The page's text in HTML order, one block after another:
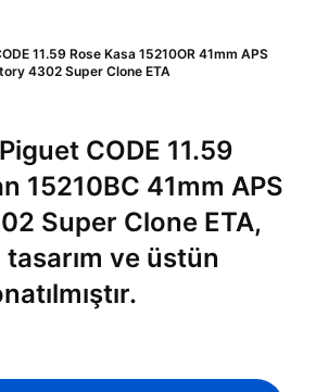
11.59 Rose Kasa 15210OR 41mm APS
4302 Super Clone ETA
CODE 11.59
15210BC 41mm APS
Super Clone ETA,
ve üstün